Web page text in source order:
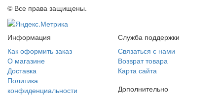
© Все права защищены.
Информация
Как оформить заказ
О магазине
Доставка
Политика
конфиденциальности
Служба поддержки
Связаться с нами
Возврат товара
Карта сайта
Дополнительно